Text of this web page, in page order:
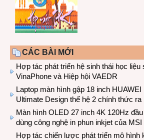
CÁC BÀI MỚI
Hợp tác phát triển hệ sinh thái học liệu
VinaPhone và Hiệp hội VAEDR
Laptop màn hình gập 18 inch
Ultimate Design thế hệ 2 chính thức ra
Màn hình OLED 27 inch 4K 120Hz
dùng công nghệ in phun inkjet của
Hợp tác chiến lược phát triển mô hình